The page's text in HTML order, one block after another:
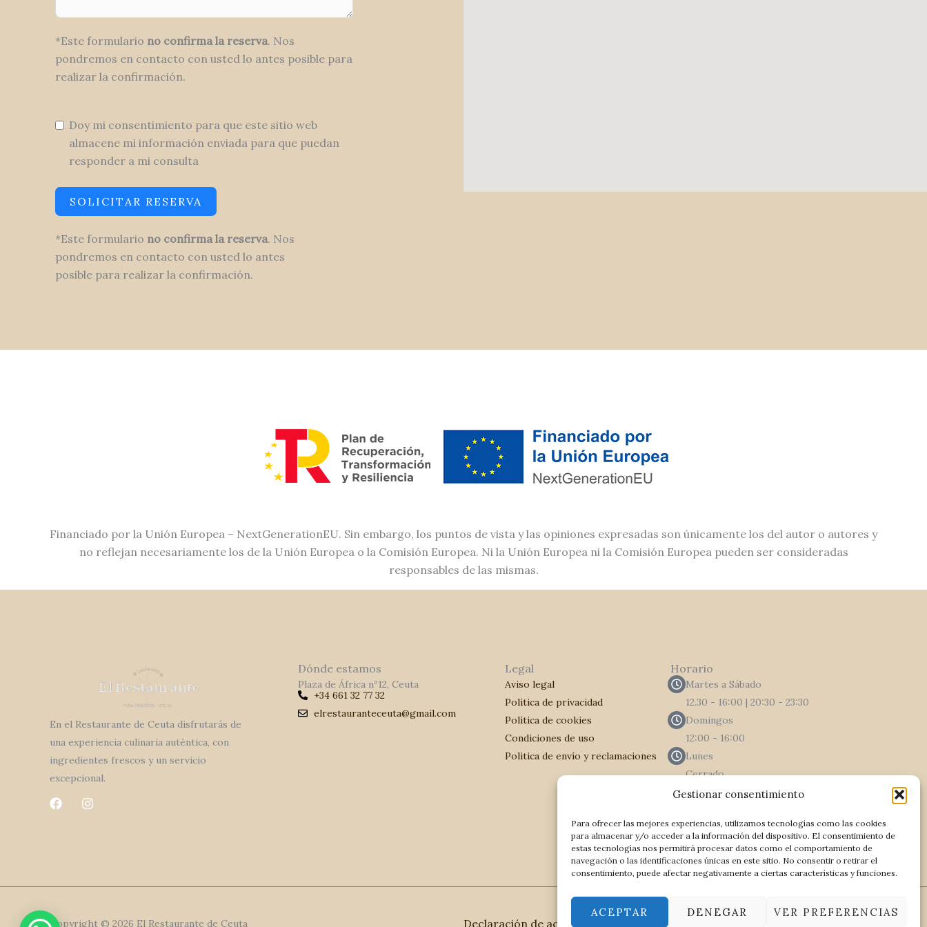
Gestionar consentimiento
Para ofrecer las mejores experiencias, utilizamos tecnologías como las cookies
para almacenar y/o acceder a la información del dispositivo. El consentimiento de
estas tecnologías nos permitirá procesar datos como el comportamiento de
navegación o las identificaciones únicas en este sitio. No consentir o retirar el
consentimiento, puede afectar negativamente a ciertas características y funciones.
ACEPTAR DENEGAR VER PREFERENCIAS
*Este formulario no confirma la reserva. Nos
pondremos en contacto con usted lo antes posible para
realizar la confirmación.
Doy mi consentimiento para que este sitio web
almacene mi información enviada para que puedan
responder a mi consulta
SOLICITAR RESERVA
*Este formulario no confirma la reserva. Nos
pondremos en contacto con usted lo antes
posible para realizar la confirmación.
Financiado por la Unión Europea – NextGenerationEU. Sin embargo, los puntos de vista y las opiniones expresadas son únicamente los del autor o autores y
no reflejan necesariamente los de la Unión Europea o la Comisión Europea. Ni la Unión Europea ni la Comisión Europea pueden ser consideradas
responsables de las mismas.
En el Restaurante de Ceuta disfrutarás de
una experiencia culinaria auténtica, con
ingredientes frescos y un servicio
excepcional.
F
a
k
I
n
a
Dónde estamos
Plaza de África nº12, Ceuta
+34 661 32 77 32
elrestauranteceuta@gmail.com
Legal
Aviso legal
Política de privacidad
Política de cookies
Condiciones de uso
Politica de envío y reclamaciones
Horario
Martes a Sábado
12.30 - 16:00 | 20:30 - 23:30
Domingos
12:00 - 16:00
Lunes
Cerrado
RESERVA AHORA
Copyright © 2026 El Restaurante de Ceuta Declaración de accesibilidad Financiación Kit digital